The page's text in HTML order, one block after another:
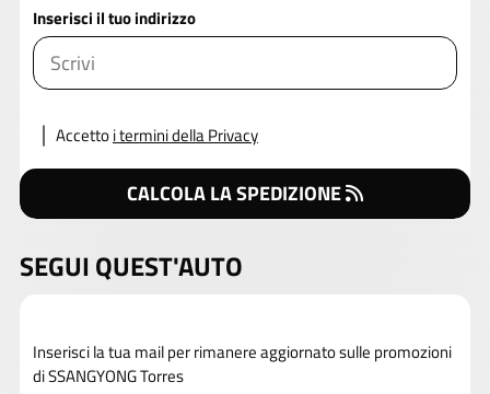
Inserisci il tuo indirizzo
Accettoi termini della Privacy
CALCOLA LA SPEDIZIONE
SEGUI QUEST'AUTO
Inserisci la tua mail per rimanere aggiornato sulle promozioni
di SSANGYONG Torres